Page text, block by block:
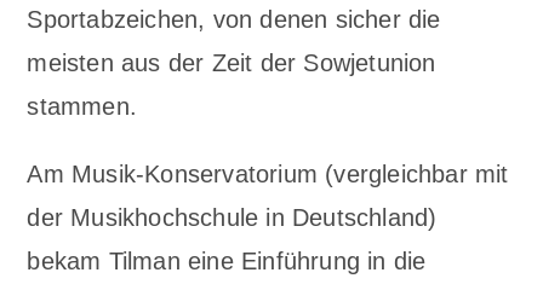
Sportabzeichen, von denen sicher die
meisten aus der Zeit der Sowjetunion
stammen.
Am Musik-Konservatorium (vergleichbar mit
der Musikhochschule in Deutschland)
bekam Tilman eine Einführung in die